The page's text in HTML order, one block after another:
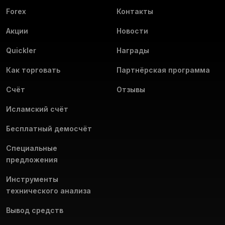
Forex
Акции
Quickler
Как торговать
Счёт
Исламский счёт
Бесплатный демосчёт
Специальные
предложения
Инструменты
технического анализа
Вывод средств
Контакты
Новости
Награды
Партнёрская программа
Отзывы